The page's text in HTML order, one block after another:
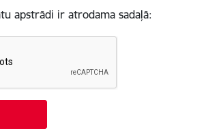
apstrādi ir atrodama sadaļā: